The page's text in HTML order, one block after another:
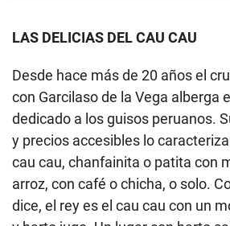
LAS DELICIAS DEL CAU CAU
Desde hace más de 20 años el
con Garcilaso de la Vega alberga
dedicado a los guisos peruanos.
y precios accesibles lo
cau cau, chanfainita o patita con
arroz, con café o chicha, o solo.
dice, el rey es el cau cau con un